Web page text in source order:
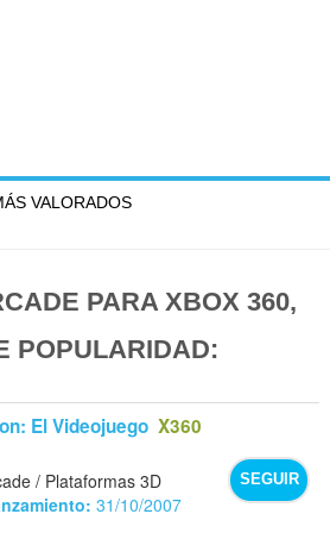
VALORADOS
PARA XBOX 360,
POPULARIDAD:
El Videojuego X360
SEGUIR
/ Plataformas 3D
31/10/2007